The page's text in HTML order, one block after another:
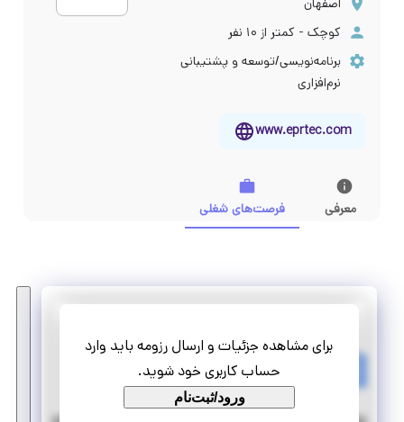
اصفهان
کوچک - کمتر از ۱۰ نفر
برنامه‌نویسی/توسعه و پشتیبانی
نرم‌افزاری
www.eprtec.com
معرفی فرصت‌های شغلی
برای مشاهده جزئیات و ارسال رزومه باید وارد
حساب کاربری خود شوید.
ورود/ثبت‌نام
کارآموز برنامه نویس مسلط برPHP
کارآموزی منجر ‌به استخدام